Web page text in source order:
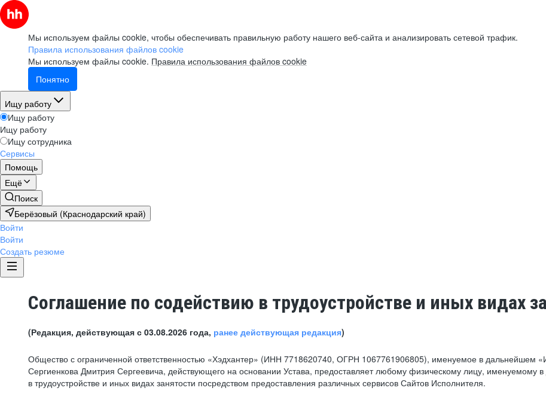
Мы используем файлы cookie, чтобы обеспечивать правильную работу нашего веб-сайта и анализировать сетевой трафик.
Правила использования файлов cookie
Мы используем файлы cookie. Правила использования файлов cookie
Понятно
Ищу работу
Ищу работу
Ищу работу
Ищу сотрудника
Сервисы
Помощь
Ещё
Поиск
Берёзовый (Краснодарский край)
Войти
Войти
Создать резюме
Соглашение по содействию в трудоустройстве и иных видах
(Редакция, действующая с 03.08.2026 года, ранее действующая редакция)
Общество с ограниченной ответственностью «Хэдхантер» (ИНН 7718620740, ОГРН 1067761906805), именуемое в дальнейшем
Сергиенкова Дмитрия Сергеевича, действующего на основании Устава, предоставляет любому физическому лицу, именуемому
в трудоустройстве и иных видах занятости посредством предоставления различных сервисов Сайтов Исполнителя.